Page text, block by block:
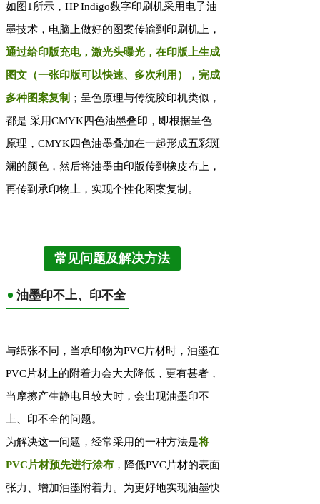
如图1所示，HP Indigo数字印刷机采用电子油
墨技术，电脑上做好的图案传输到印刷机上，
通过给印版充电，激光头曝光，在印版上生成
图文（一张印版可以快速、多次利用），完成
多种图案复制 ；呈色原理与传统胶印机类似，
都是 采用CMYK四色油墨叠印，即根据呈色
原理，CMYK四色油墨叠加在一起形成五彩斑
斓的颜色，然后将油墨由印版传到橡皮布上，
再传到承印物上，实现个性化图案复制。
常见问题及解决方法
油墨印不上、印不全
与纸张不同，当承印物为PVC片材时，油墨在
PVC片材上的附着力会大大降低，更有甚者，
当摩擦产生静电且较大时，会出现油墨印不
上、印不全的问题。
为解决这一问题，经常采用的一种方法是将
PVC片材预先进行涂布 ，降低PVC片材的表面
张力、增加油墨附着力。为更好地实现油墨快